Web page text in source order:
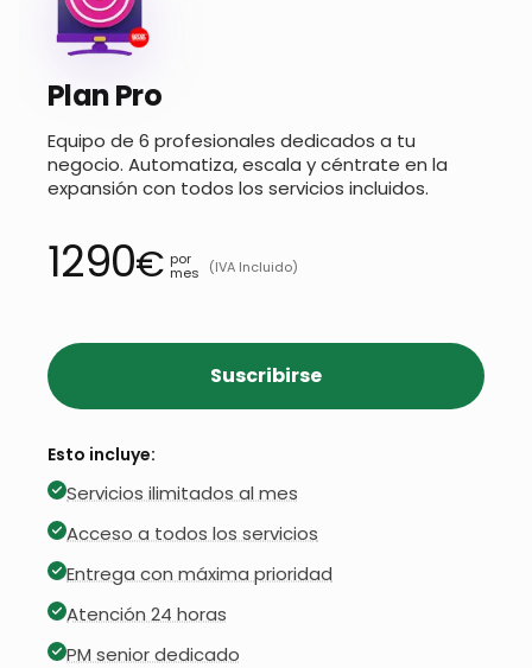
Plan Pro
Equipo de 6 profesionales dedicados a tu
negocio. Automatiza, escala y céntrate en la
expansión con todos los servicios incluidos.
1290€ por
mes (IVA Incluido)
Suscribirse
Esto incluye:
Servicios ilimitados al mes
Acceso a todos los servicios
Entrega con máxima prioridad
Atención 24 horas
PM senior dedicado